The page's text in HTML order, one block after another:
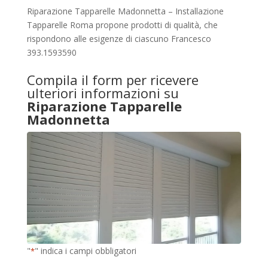
Riparazione Tapparelle Madonnetta – Installazione
Tapparelle Roma propone prodotti di qualità, che
rispondono alle esigenze di ciascuno Francesco
393.1593590
Compila il form per ricevere
ulteriori informazioni su
Riparazione Tapparelle
Madonnetta
"*" indica i campi obbligatori